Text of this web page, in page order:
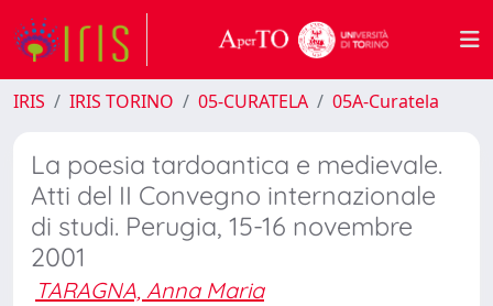
IRIS IRIS TORINO 05-CURATELA 05A-Curatela
La poesia tardoantica e medievale.
Atti del II Convegno internazionale
di studi. Perugia, 15-16 novembre
2001
TARAGNA, Anna Maria